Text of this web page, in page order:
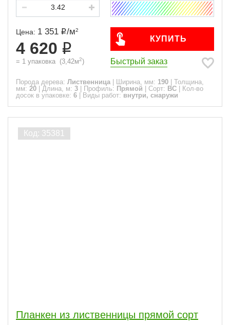
Цена: 1 351 /м2
4 620
= 1 упаковка (3,42м2)
КУПИТЬ
Быстрый заказ
Порода дерева: Лиственница Ширина, мм: 190
Толщина,
мм: 20 Длина, м: 3 Профиль: Прямой Сорт: ВС
Кол-во
досок в упаковке: 6 Виды работ: внутри, снаружи
Планкен из лиственницы прямой сорт